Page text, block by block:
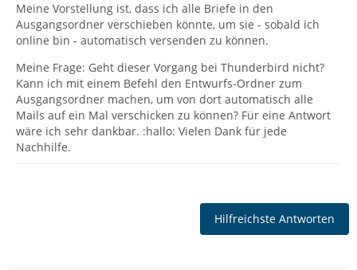
Meine Vorstellung ist, dass ich alle Briefe in den
Ausgangsordner verschieben könnte, um sie - sobald ich
online bin - automatisch versenden zu können.
Meine Frage: Geht dieser Vorgang bei Thunderbird nicht?
Kann ich mit einem Befehl den Entwurfs-Ordner zum
Ausgangsordner machen, um von dort automatisch alle
Mails auf ein Mal verschicken zu können? Für eine Antwort
wäre ich sehr dankbar. :hallo: Vielen Dank für jede
Nachhilfe.
Hilfreichste Antworten